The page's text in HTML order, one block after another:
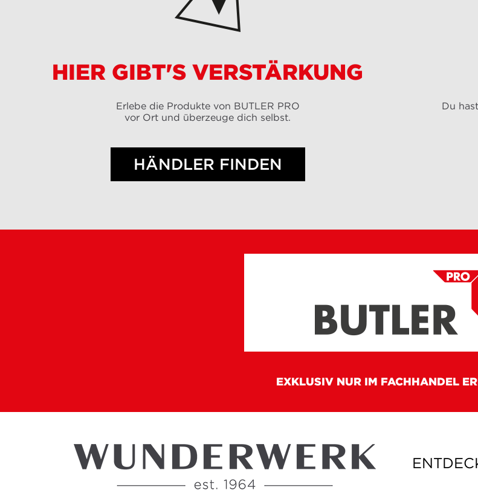
HIER GIBT'S VERSTÄRKUNG
Erlebe die Produkte von BUTLER PRO
vor Ort und überzeuge dich selbst.
HÄNDLER FINDEN
Du
EXKLUSIV NUR IM FACHHANDEL